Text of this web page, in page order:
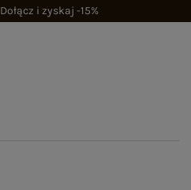
Dołącz i zyskaj -15%